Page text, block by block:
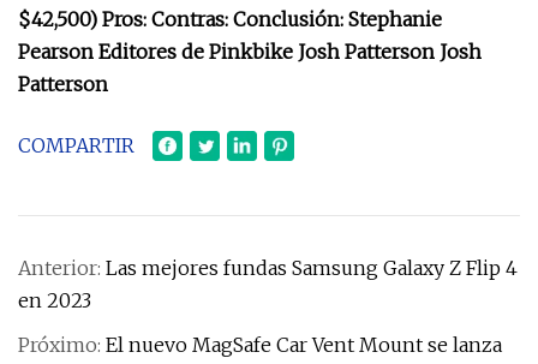
$42,500) Pros: Contras: Conclusión: Stephanie
Pearson Editores de Pinkbike Josh Patterson Josh
Patterson
COMPARTIR
Anterior: Las mejores fundas Samsung Galaxy Z Flip 4
en 2023
Próximo: El nuevo MagSafe Car Vent Mount se lanza